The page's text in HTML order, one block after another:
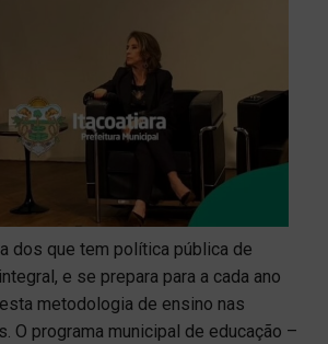
dos que tem política pública de
e se prepara para a cada ano
metodologia de ensino nas
O programa municipal de educação –